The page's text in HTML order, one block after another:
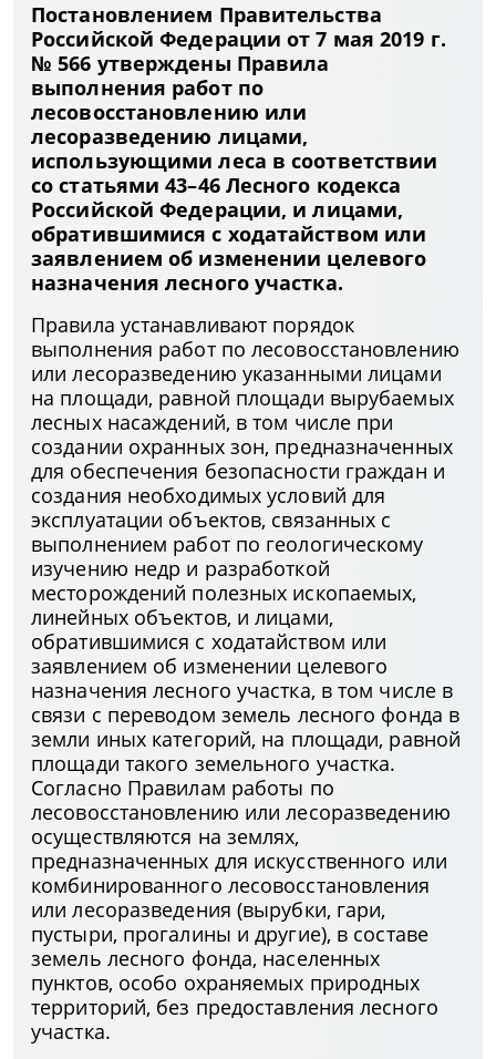
Постановлением Правительства
Российской Федерации от 7 мая 2019 г.
№ 566 утверждены Правила
выполнения работ по
лесовосстановлению или
лесоразведению лицами,
использующими леса в соответствии
со статьями 43–46 Лесного кодекса
Российской Федерации, и лицами,
обратившимися с ходатайством или
заявлением об изменении целевого
назначения лесного участка.
Правила устанавливают порядок
выполнения работ по лесовосстановлению
или лесоразведению указанными лицами
на площади, равной площади вырубаемых
лесных насаждений, в том числе при
создании охранных зон, предназначенных
для обеспечения безопасности граждан и
создания необходимых условий для
эксплуатации объектов, связанных с
выполнением работ по геологическому
изучению недр и разработкой
месторождений полезных ископаемых,
линейных объектов, и лицами,
обратившимися с ходатайством или
заявлением об изменении целевого
назначения лесного участка, в том числе в
связи с переводом земель лесного фонда в
земли иных категорий, на площади, равной
площади такого земельного участка.
Согласно Правилам работы по
лесовосстановлению или лесоразведению
осуществляются на землях,
предназначенных для искусственного или
комбинированного лесовосстановления
или лесоразведения (вырубки, гари,
пустыри, прогалины и другие), в составе
земель лесного фонда, населенных
пунктов, особо охраняемых природных
территорий, без предоставления лесного
участка.